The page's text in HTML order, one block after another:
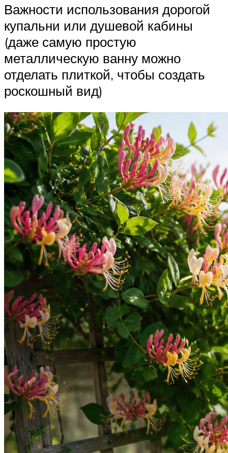
Важности использования дорогой
купальни или душевой кабины
(даже самую простую
металлическую ванну можно
отделать плиткой, чтобы создать
роскошный вид)